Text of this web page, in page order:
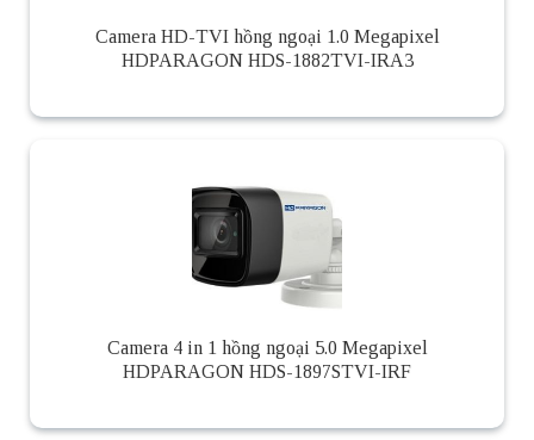
Camera HD-TVI hồng ngoại 1.0 Megapixel
HDPARAGON HDS-1882TVI-IRA3
Camera 4 in 1 hồng ngoại 5.0 Megapixel
HDPARAGON HDS-1897STVI-IRF